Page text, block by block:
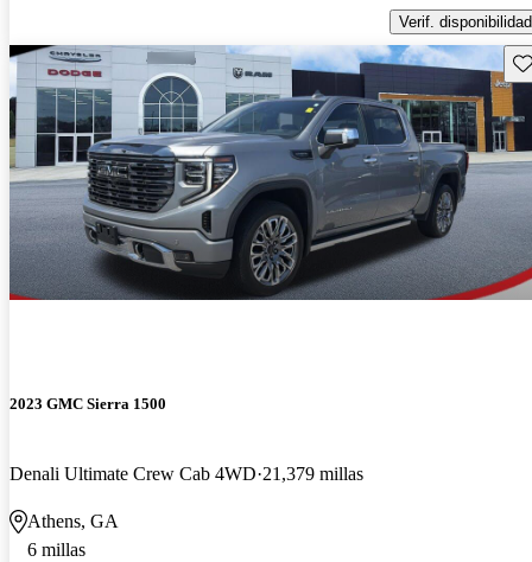
Verif. disponibilidad
2023 GMC Sierra 1500
Denali Ultimate Crew Cab 4WD 21,379 millas
Athens, GA
6 millas